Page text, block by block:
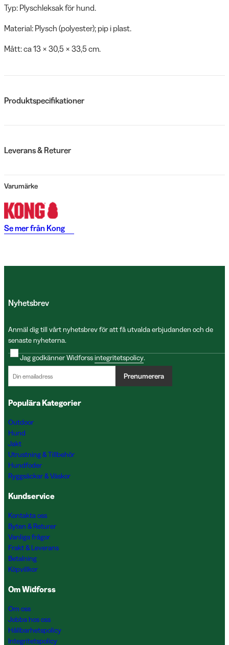
Typ: Plyschleksak för hund.
Material: Plysch (polyester); pip i plast.
Mått: ca 13 × 30,5 × 33,5 cm.
Produktspecifikationer
Leverans & Returer
Varumärke
Se mer från Kong
Nyhetsbrev
Anmäl dig till vårt nyhetsbrev för att få utvalda erbjudanden och de
senaste nyheterna.
Jag godkänner Widforssintegritetspolicy.
Prenumerera
Populära Kategorier
Outdoor
Hund
Jakt
Utrustning & Tillbehör
Hundfoder
Ryggsäckar & Väskor
Kundservice
Kontakta oss
Byten & Returer
Vanliga frågor
Frakt & Leverans
Betalning
Köpvillkor
Om Widforss
Om oss
Jobba hos oss
Hållbarhetspolicy
Integritetspolicy